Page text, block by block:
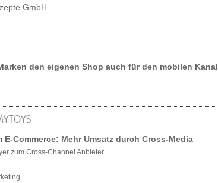
GmbH
den eigenen Shop auch für den mobilen Kanal
Commerce: Mehr Umsatz durch Cross-Media
zum Cross-Channel Anbieter